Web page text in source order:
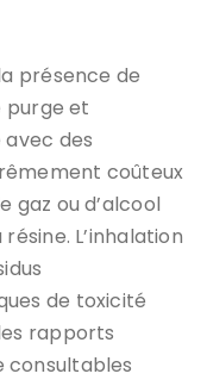
présence de
purge et
avec des
coûteux
gaz ou d’alcool
L’inhalation
de toxicité
rapports
consultables